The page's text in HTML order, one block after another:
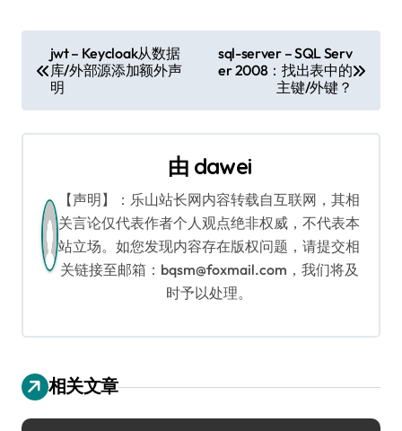
章
导
jwt – Keycloak从数据
库/外部源添加额外声
明
sql-server – SQL Serv
er 2008：找出表中的
主键/外键？
由 dawei
【声明】：乐山站长网内容转载自互联网，其相
关言论仅代表作者个人观点绝非权威，不代表本
站立场。如您发现内容存在版权问题，请提交相
关链接至邮箱：bqsm@foxmail.com，我们将及
时予以处理。
相关文章